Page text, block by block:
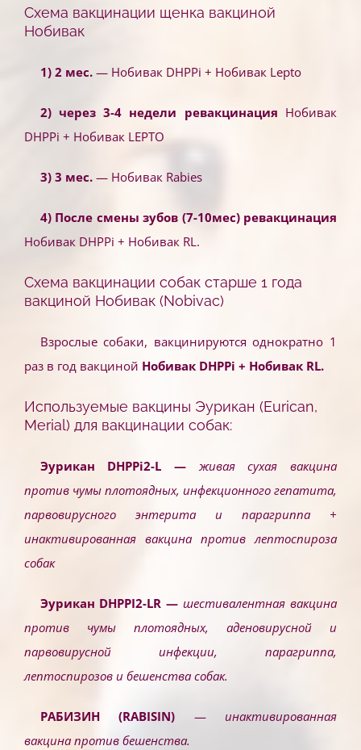
Схема вакцинации щенка вакциной
Нобивак
1) 2 мес.— Нобивак DHPPi + Нобивак Lepto
2) через 3-4 недели ревакцинация Нобивак
DHPPi + Нобивак LEPTO
3) 3 мес.— Нобивак Rabies
4) После смены зубов (7-10мес) ревакцинация
Нобивак DHPPi + Нобивак RL.
Схема вакцинации собак старше 1 года
вакциной Нобивак (Nobivac)
Взрослые собаки, вакцинируются однократно 1
раз в год вакциной Нобивак DHPPi + Нобивак RL.
Используемые вакцины Эурикан (Eurican,
Merial) для вакцинации собак:
Эурикан DHPPi2-L —живая сухая вакцина
против чумы плотоядных, инфекционного гепатита,
парвовирусного энтерита и парагриппа +
инактивированная вакцина против лептоспироза
собак
Эурикан DHPPI2-LR —шестивалентная вакцина
против чумы плотоядных, аденовирусной и
парвовирусной инфекции, парагриппа,
лептоспирозов и бешенства собак.
РАБИЗИН (RABISIN) — инактивированная
вакцина против бешенства.